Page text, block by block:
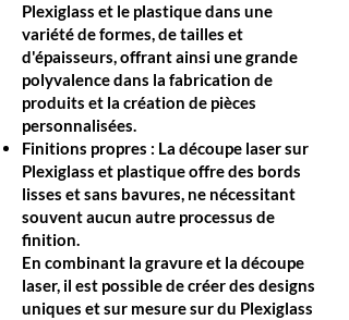
Plexiglass et le plastique dans une
variété de formes, de tailles et
d'épaisseurs, offrant ainsi une grande
polyvalence dans la fabrication de
produits et la création de pièces
personnalisées.
Finitions propres : La découpe laser sur
Plexiglass et plastique offre des bords
lisses et sans bavures, ne nécessitant
souvent aucun autre processus de
finition.
En combinant la gravure et la découpe
laser, il est possible de créer des designs
uniques et sur mesure sur du Plexiglass